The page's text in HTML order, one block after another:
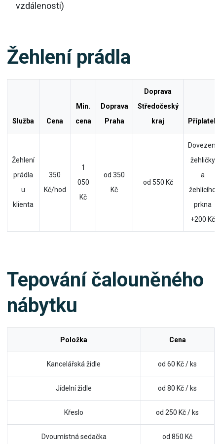
vzdálenosti)
Žehlení prádla
Služba Cena
Min.
cena
Doprava
Praha
Doprava
Středočeský
kraj
Příplatek
Žehlení
prádla
u
klienta
350
Kč/hod
1
050
Kč
od 350
Kč
od 550 Kč
Dovezení
žehličky
a
žehlícího
prkna
+200 Kč
Tepování čalouněného
nábytku
Položka Cena
Kancelářská židle od 60 Kč / ks
Jídelní židle od 80 Kč / ks
Křeslo od 250 Kč / ks
Dvoumístná sedačka od 850 Kč